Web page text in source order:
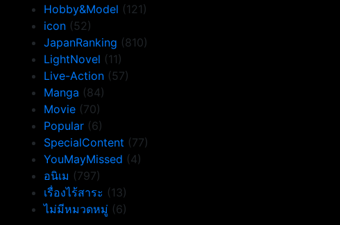
Hobby&Model (121)
icon (52)
JapanRanking (810)
LightNovel (11)
Live-Action (57)
Manga (84)
Movie (70)
Popular (6)
SpecialContent (77)
YouMayMissed (4)
อนิเม (797)
เรื่องไร้สาระ (13)
ไม่มีหมวดหมู่ (6)